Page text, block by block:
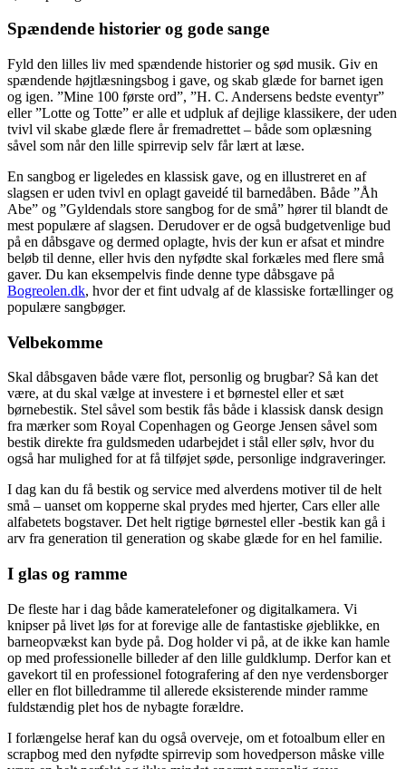
Spændende historier og gode sange
Fyld den lilles liv med spændende historier og sød musik. Giv en
spændende højtlæsningsbog i gave, og skab glæde for barnet igen
og igen. ”Mine 100 første ord”, ”H. C. Andersens bedste eventyr”
eller ”Lotte og Totte” er alle et udpluk af dejlige klassikere, der uden
tvivl vil skabe glæde flere år fremadrettet – både som oplæsning
såvel som når den lille spirrevip selv får lært at læse.
En sangbog er ligeledes en klassisk gave, og en illustreret en af
slagsen er uden tvivl en oplagt gaveidé til barnedåben. Både ”Åh
Abe” og ”Gyldendals store sangbog for de små” hører til blandt de
mest populære af slagsen. Derudover er de også budgetvenlige bud
på en dåbsgave og dermed oplagte, hvis der kun er afsat et mindre
beløb til denne, eller hvis den nyfødte skal forkæles med flere små
gaver. Du kan eksempelvis finde denne type dåbsgave på
Bogreolen.dk, hvor der et fint udvalg af de klassiske fortællinger og
populære sangbøger.
Velbekomme
Skal dåbsgaven både være flot, personlig og brugbar? Så kan det
være, at du skal vælge at investere i et børnestel eller et sæt
børnebestik. Stel såvel som bestik fås både i klassisk dansk design
fra mærker som Royal Copenhagen og George Jensen såvel som
bestik direkte fra guldsmeden udarbejdet i stål eller sølv, hvor du
også har mulighed for at få tilføjet søde, personlige indgraveringer.
I dag kan du få bestik og service med alverdens motiver til de helt
små – uanset om kopperne skal prydes med hjerter, Cars eller alle
alfabetets bogstaver. Det helt rigtige børnestel eller -bestik kan gå i
arv fra generation til generation og skabe glæde for en hel familie.
I glas og ramme
De fleste har i dag både kameratelefoner og digitalkamera. Vi
knipser på livet løs for at forevige alle de fantastiske øjeblikke, en
barneopvækst kan byde på. Dog holder vi på, at de ikke kan hamle
op med professionelle billeder af den lille guldklump. Derfor kan et
gavekort til en professionel fotografering af den nye verdensborger
eller en flot billedramme til allerede eksisterende minder ramme
fuldstændig plet hos de nybagte forældre.
I forlængelse heraf kan du også overveje, om et fotoalbum eller en
scrapbog med den nyfødte spirrevip som hovedperson måske ville